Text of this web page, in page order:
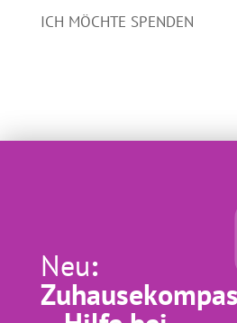
ICH MÖCHTE SPENDEN
Neu: